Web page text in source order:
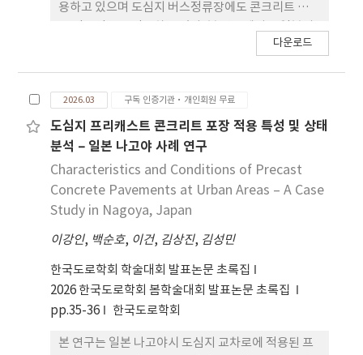
용하고 있으며 도심지 버스정류장에도 콘크리트 포장
나고야시 도심지 버스정류장에 적용된 콘크리트 포장
스정류장에 시공된 콘크리트 포장 형식, 연장, 줄눈
간격, 파손 유형, 표면처리 등 적용 특성 및 공용성을
분석하였다. 분석 결과, 버스정류장에 주로 줄눈 콘크
리트 포장과 줄눈 철근 콘크리트 포장이 시공되어 있
었으며 일부 구간에서는 반강 성 포장이 적용되어 있
었다. 또한, 스폴링, 줄눈재 파손 등이 확인되었으나
공용성에 영향을 미치는 수준은 아닌 것으로 분 석되
었다.
다운로드
2026.03 구독 인증기관·개인회원 무료
도심지 프리캐스트 콘크리트 포장 적용 특성 및 상태
분석 – 일본 나고야 사례 연구
Characteristics and Conditions of Precast
Concrete Pavements at Urban Areas – A Case
Study in Nagoya, Japan
이강인, 백순호, 이건, 김상진, 김성민
한국도로학회 학술대회 발표논문 초록집
2026 한국도로학회 봄학술대회 발표논문 초록집
pp.35-36
한국도로학회
본 연구는 일본 나고야시 도심지 교차로에 적용된 프